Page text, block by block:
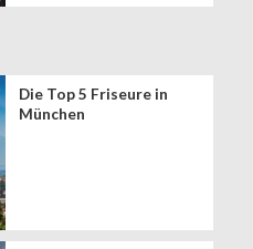
Die Top 5 Friseure in
München